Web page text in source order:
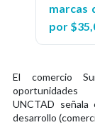
marcas
por
El comercio
oportunidades
UNCTAD
desarrollo